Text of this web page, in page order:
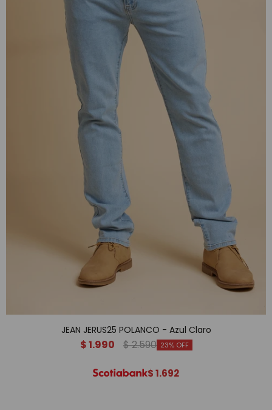
JEAN JERUS25 POLANCO - Azul Claro
$1.990 $2.590 23
$1.692